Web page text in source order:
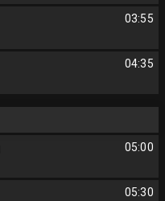
03:55
04:35
05:00
05:30